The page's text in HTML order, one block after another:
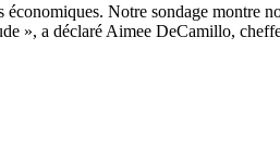
Notre sondage montre
», a déclaré Aimee DeCamillo,